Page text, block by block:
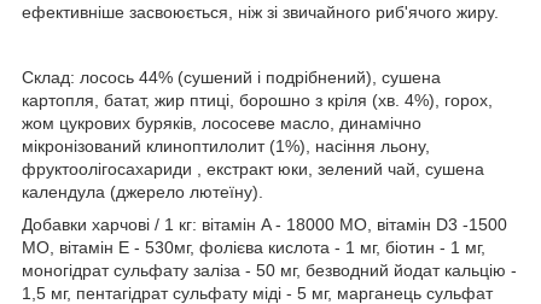
ефективніше засвоюється, ніж зі звичайного риб'ячого жиру.
Склад: лосось 44% (сушений і подрібнений), сушена
картопля, батат, жир птиці, борошно з кріля (хв. 4%), горох,
жом цукрових буряків, лососеве масло, динамічно
мікронізований клиноптилолит (1%), насіння льону,
фруктоолігосахариди , екстракт юки, зелений чай, сушена
календула (джерело лютеїну).
Добавки харчові / 1 кг: вітамін A - 18000 МО, вітамін D3 -1500
МО, вітамін E - 530мг, фолієва кислота - 1 мг, біотин - 1 мг,
моногідрат сульфату заліза - 50 мг, безводний йодат кальцію -
1,5 мг, пентагідрат сульфату міді - 5 мг, марганець сульфат